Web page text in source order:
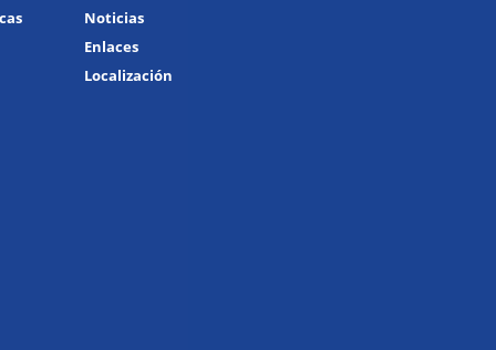
Noticias
Enlaces
Localización